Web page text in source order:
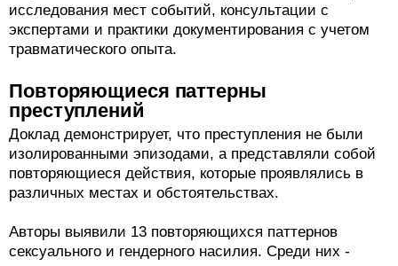
исследования мест событий, консультации с
экспертами и практики документирования с учетом
травматического опыта.
Повторяющиеся паттерны
преступлений
Доклад демонстрирует, что преступления не были
изолированными эпизодами, а представляли собой
повторяющиеся действия, которые проявлялись в
различных местах и обстоятельствах.
Авторы выявили 13 повторяющихся паттернов
сексуального и гендерного насилия. Среди них -